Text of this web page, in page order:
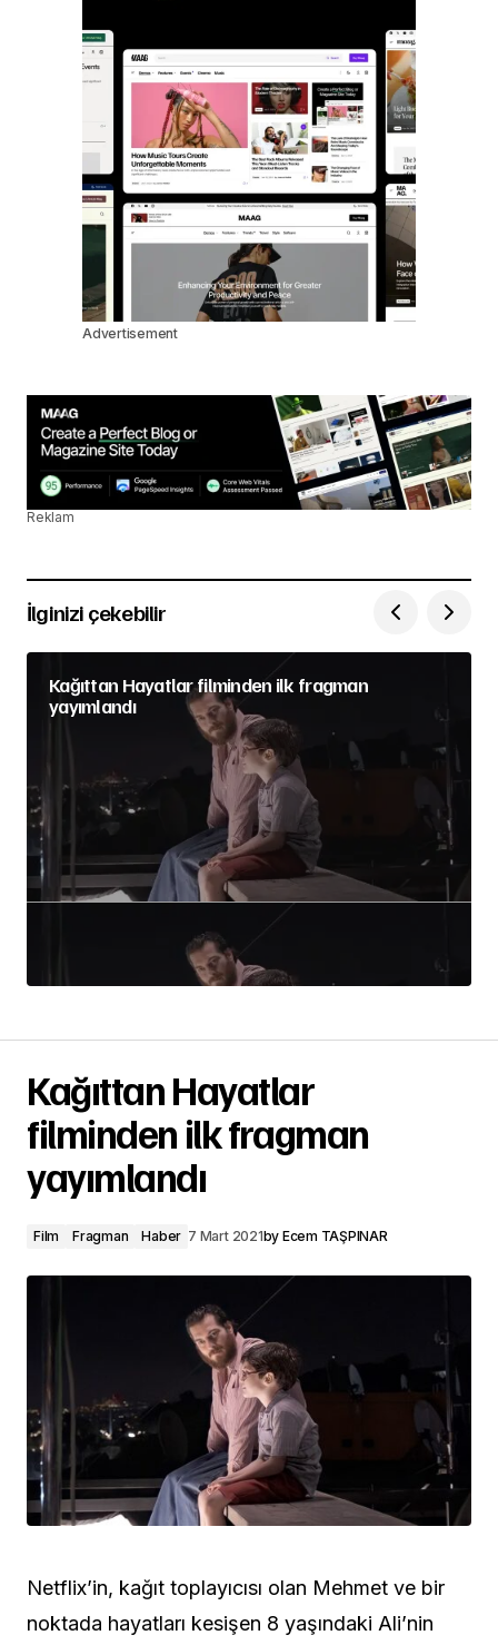
Advertisement
Reklam
İlginizi çekebilir
Kağıttan Hayatlar filminden ilk fragman
yayımlandı
Kağıttan Hayatlar
filminden ilk fragman
yayımlandı
Film Fragman Haber 7 Mart 2021by Ecem TAŞPINAR
Netflix’in, kağıt toplayıcısı olan Mehmet ve bir
noktada hayatları kesişen 8 yaşındaki Ali’nin